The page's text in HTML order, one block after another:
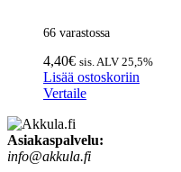
66 varastossa
4,40€ sis. ALV 25,5%
Lisää ostoskoriin
Vertaile
Asiakaspalvelu:
info@akkula.fi